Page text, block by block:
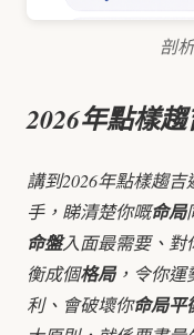
剖
2026年點樣
講到2026年點樣趨
手，睇清楚你嘅命局
命盤入面最需要、對
衡成個格局，令你運
利、會破壞你命局平